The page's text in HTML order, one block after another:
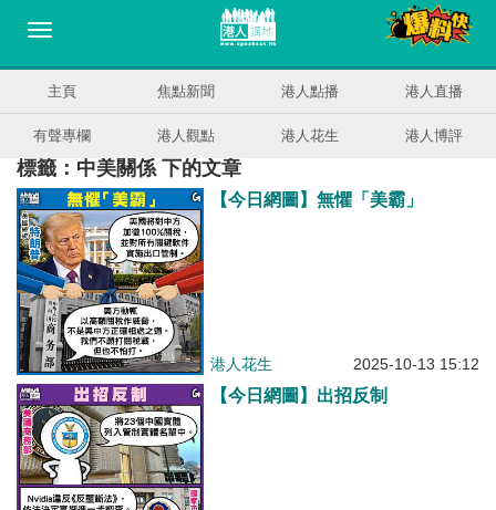
主頁 焦點新聞 港人點播 港人直播
有聲專欄 港人觀點 港人花生 港人博評
標籤：中美關係 下的文章
【今日網圖】無懼「美霸」
港人花生 2025-10-13 15:12
【今日網圖】出招反制